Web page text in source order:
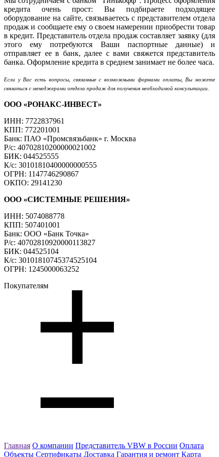
кредита очень прост: Вы подбираете подходящее
оборудование на сайте, связываетесь с представителем отдела
продаж и сообщаете ему о своем намерении приобрести товар
в кредит. Представитель отдела продаж составляет заявку (для
этого ему потребуются Ваши паспортные данные) и
отправляет ее в банк, далее с вами свяжется представитель
банка. Оформление кредита в среднем занимает не более часа.
Если у Вас есть вопросы, связанные с возможными формами оплаты, Вы можете
связаться с менеджерами отдела продаж для получения необходимой консультации.
ООО «РОНАКС-ИНВЕСТ»
ИНН: 7722837961
КПП: 772201001
Банк: ПАО «Промсвязьбанк» г. Москва
Р/с: 40702810200000021002
БИК: 044525555
К/с: 30101810400000000555
ОГРН: 1147746290867
ОКПО: 29141230
ООО «СИСТЕМНЫЕ РЕШЕНИЯ»
ИНН: 5074088778
КПП: 507401001
Банк: ООО «Банк Точка»
Р/с: 40702810920000113827
БИК: 044525104
К/с: 30101810745374525104
ОГРН: 1245000063252
Покупателям
Главная О компании Представитель VBW в России Оплата
Объекты Сертификаты Доставка Гарантия и ремонт Карта